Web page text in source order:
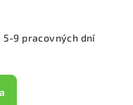
5-9 pracovných dní